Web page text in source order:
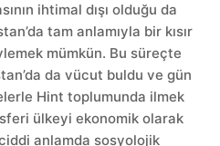
ihtimal dışı olduğu da
tam anlamıyla bir kısır
mümkün. Bu süreçte
da vücut buldu ve gün
Hint toplumunda ilmek
ülkeyi ekonomik olarak
anlamda sosyolojik